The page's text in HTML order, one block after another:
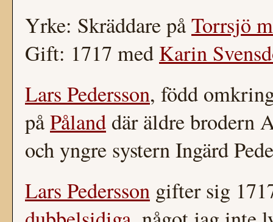
Yrke: Skräddare påTorrsjö
Gift: 1717 med Karin
Lars Pedersson, född
påPåland där äldre brodern
och yngre systern Ingärd
Lars Pedersson gifter sig